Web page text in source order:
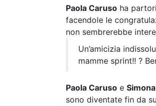
Paola Caruso ha
facendole le
non sembrerebbe
Un’amicizia
mamme sprint!! ?
Paola Caruso e
sono diventate fin da